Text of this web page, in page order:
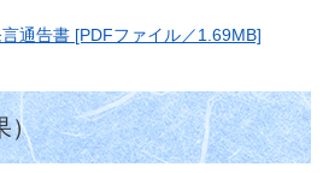
通告書 [PDFファイル／1.69MB]
）